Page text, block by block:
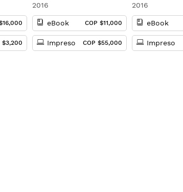
$3,200
2016
eBook COP $11,000
Impreso COP $55,000
2016
eBook
Impreso